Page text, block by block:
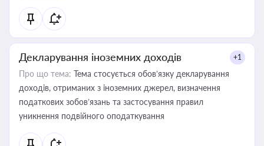
Декларування іноземних доходів +1
Про що тема: Тема стосується обов’язку декларування
доходів, отриманих з іноземних джерел, визначення
податкових зобов’язань та застосування правил
уникнення подвійного оподаткування